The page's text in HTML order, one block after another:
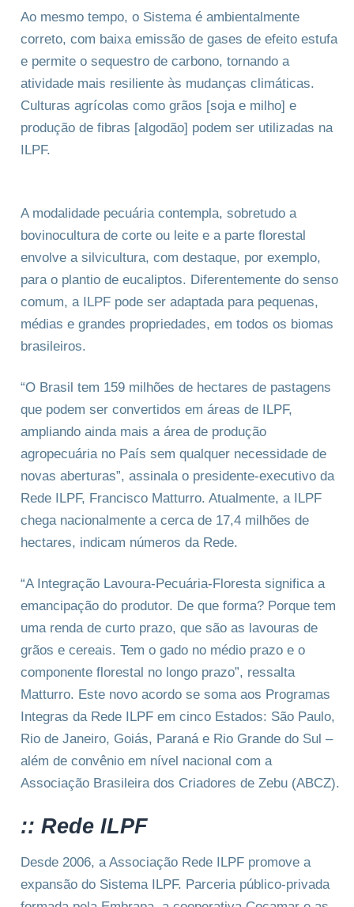
Ao mesmo tempo, o Sistema é ambientalmente
correto, com baixa emissão de gases de efeito estufa
e permite o sequestro de carbono, tornando a
atividade mais resiliente às mudanças climáticas.
Culturas agrícolas como grãos [soja e milho] e
produção de fibras [algodão] podem ser utilizadas na
ILPF.
A modalidade pecuária contempla, sobretudo a
bovinocultura de corte ou leite e a parte florestal
envolve a silvicultura, com destaque, por exemplo,
para o plantio de eucaliptos. Diferentemente do senso
comum, a ILPF pode ser adaptada para pequenas,
médias e grandes propriedades, em todos os biomas
brasileiros.
“O Brasil tem 159 milhões de hectares de pastagens
que podem ser convertidos em áreas de ILPF,
ampliando ainda mais a área de produção
agropecuária no País sem qualquer necessidade de
novas aberturas”, assinala o presidente-executivo da
Rede ILPF, Francisco Matturro. Atualmente, a ILPF
chega nacionalmente a cerca de 17,4 milhões de
hectares, indicam números da Rede.
“A Integração Lavoura-Pecuária-Floresta significa a
emancipação do produtor. De que forma? Porque tem
uma renda de curto prazo, que são as lavouras de
grãos e cereais. Tem o gado no médio prazo e o
componente florestal no longo prazo”, ressalta
Matturro. Este novo acordo se soma aos Programas
Integras da Rede ILPF em cinco Estados: São Paulo,
Rio de Janeiro, Goiás, Paraná e Rio Grande do Sul –
além de convênio em nível nacional com a
Associação Brasileira dos Criadores de Zebu (ABCZ).
:: Rede ILPF
Desde 2006, a Associação Rede ILPF promove a
expansão do Sistema ILPF. Parceria público-privada